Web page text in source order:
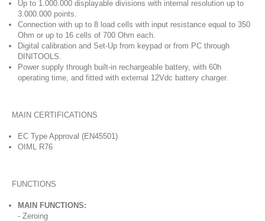
Up to 1.000.000 displayable divisions with internal resolution up to
3.000.000 points.
Connection with up to 8 load cells with input resistance equal to 350
Ohm or up to 16 cells of 700 Ohm each.
Digital calibration and Set-Up from keypad or from PC through
DINITOOLS.
Power supply through built-in rechargeable battery, with 60h
operating time, and fitted with external 12Vdc battery charger.
MAIN CERTIFICATIONS
EC Type Approval (EN45501)
OIML R76
FUNCTIONS
MAIN FUNCTIONS:
- Zeroing